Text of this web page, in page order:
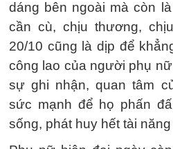
dáng bên ngoài mà còn
cần cù, chịu thương,
20/10 cũng là dịp để
công lao của người phụ
sự ghi nhận, quan tâm
sức mạnh để họ phấn
sống, phát huy hết tài